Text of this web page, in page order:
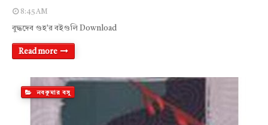
8:45 AM
বুদ্ধদেব গুহ'র বইগুলি Download
Read more
নবকুমার বসু